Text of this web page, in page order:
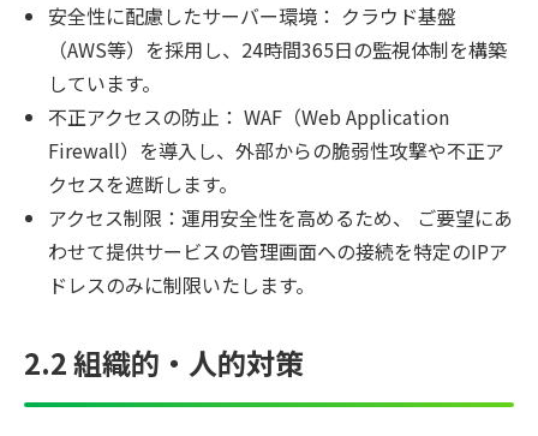
安全性に配慮したサーバー環境： クラウド基盤
（AWS等）を採用し、24時間365日の監視体制を構築
しています。
不正アクセスの防止： WAF（Web Application
Firewall）を導入し、外部からの脆弱性攻撃や不正ア
クセスを遮断します。
アクセス制限：運用安全性を高めるため、 ご要望にあ
わせて提供サービスの管理画面への接続を特定のIPア
ドレスのみに制限いたします。
2.2 組織的・人的対策